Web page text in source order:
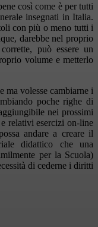
così come è per tutti
insegnati in Italia.
con più o meno tutti i
darebbe nel proprio
può essere un
volume e metterlo
ma volesse cambiarne i
poche righe di
nei prossimi
relativi esercizi on-line
andare a creare il
didattico che una
per la Scuola)
di cederne i diritti